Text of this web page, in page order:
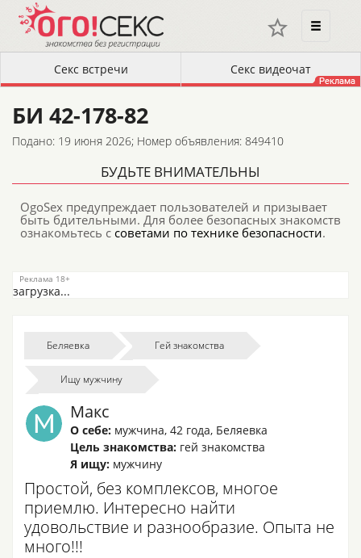
БИ 42-178-82
Подано: 19 июня 2026; Номер объявления: 849410
БУДЬТЕ ВНИМАТЕЛЬНЫ
OgoSex предупреждает пользователей и призывает
быть бдительными. Для более безопасных знакомств
ознакомьтесь с советами по технике безопасности.
загрузка...
Беляевка Гей знакомства
Ищу мужчину
Макс
О себе: мужчина, 42 года, Беляевка
Цель знакомства: гей знакомства
Я ищу: мужчину
Простой, без комплексов, многое
приемлю. Интересно найти
удовольствие и разнообразие. Опыта не
много!!!